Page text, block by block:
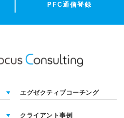
PFC通信登録
エグゼクティブコーチング
クライアント事例